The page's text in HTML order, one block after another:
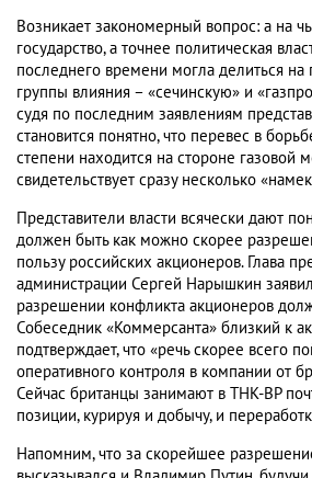
Возникает закономерный вопрос: а на
государство, а точнее политическая
последнего времени могла делиться
группы влияния – «сечинскую» и
судя по последним заявлениям
становится понятно, что перевес в
степени находится на стороне газовой
свидетельствует сразу несколько
Представители власти всячески дают
должен быть как можно скорее
пользу российских акционеров. Глава
администрации Сергей Нарышкин
разрешении конфликта акционеров
Собеседник «Коммерсанта» близкий к
подтверждает, что «речь скорее всего
оперативного контроля в компании от
Сейчас британцы занимают в ТНК-ВР
позиции, курируя и добычу, и
Напомним, что за скорейшее